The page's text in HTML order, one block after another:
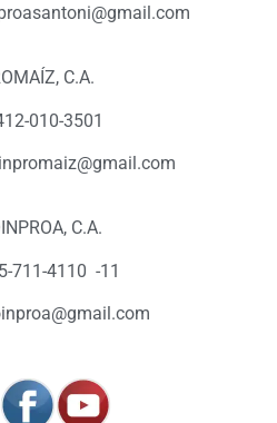
C.A.
010-3501
C.A.
711-4110 -11